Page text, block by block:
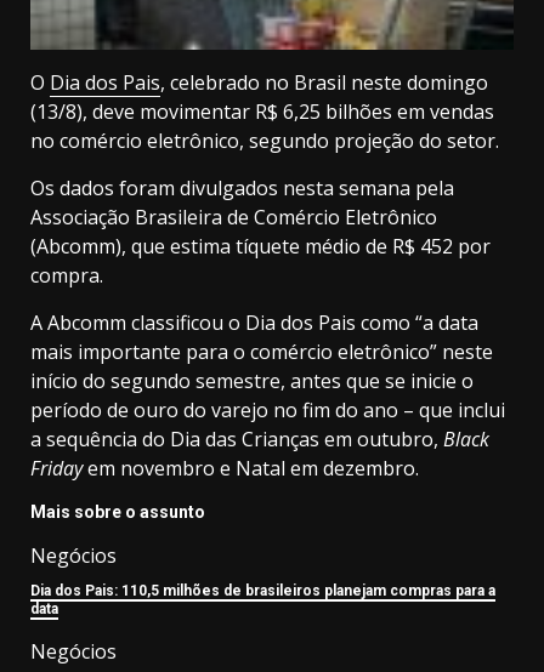
O Dia dos Pais, celebrado no Brasil neste domingo
(13/8), deve movimentar R$ 6,25 bilhões em vendas
no comércio eletrônico, segundo projeção do setor.
Os dados foram divulgados nesta semana pela
Associação Brasileira de Comércio Eletrônico
(Abcomm), que estima tíquete médio de R$ 452 por
compra.
A Abcomm classificou o Dia dos Pais como “a data
mais importante para o comércio eletrônico” neste
início do segundo semestre, antes que se inicie o
período de ouro do varejo no fim do ano – que inclui
a sequência do Dia das Crianças em outubro, Black
Fridayem novembro e Natal em dezembro.
Mais sobre o assunto
Negócios
Dia dos Pais: 110,5 milhões de brasileiros planejam compras para a
data
Negócios